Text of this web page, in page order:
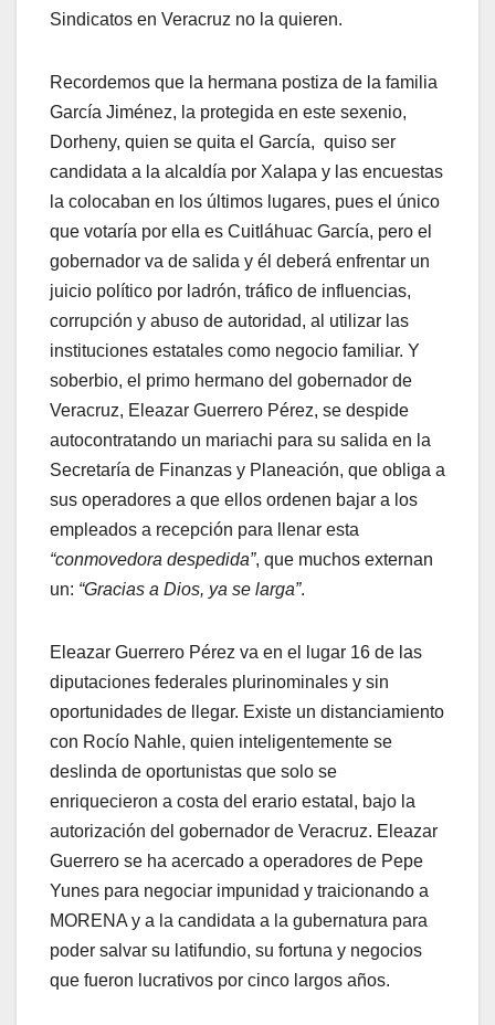
Sindicatos en Veracruz no la quieren.
Recordemos que la hermana postiza de la familia
García Jiménez, la protegida en este sexenio,
Dorheny, quien se quita el García, quiso ser
candidata a la alcaldía por Xalapa y las encuestas
la colocaban en los últimos lugares, pues el único
que votaría por ella es Cuitláhuac García, pero el
gobernador va de salida y él deberá enfrentar un
juicio político por ladrón, tráfico de influencias,
corrupción y abuso de autoridad, al utilizar las
instituciones estatales como negocio familiar. Y
soberbio, el primo hermano del gobernador de
Veracruz, Eleazar Guerrero Pérez, se despide
autocontratando un mariachi para su salida en la
Secretaría de Finanzas y Planeación, que obliga a
sus operadores a que ellos ordenen bajar a los
empleados a recepción para llenar esta
“conmovedora despedida”, que muchos externan
un: “Gracias a Dios, ya se larga”.
Eleazar Guerrero Pérez va en el lugar 16 de las
diputaciones federales plurinominales y sin
oportunidades de llegar. Existe un distanciamiento
con Rocío Nahle, quien inteligentemente se
deslinda de oportunistas que solo se
enriquecieron a costa del erario estatal, bajo la
autorización del gobernador de Veracruz. Eleazar
Guerrero se ha acercado a operadores de Pepe
Yunes para negociar impunidad y traicionando a
MORENA y a la candidata a la gubernatura para
poder salvar su latifundio, su fortuna y negocios
que fueron lucrativos por cinco largos años.